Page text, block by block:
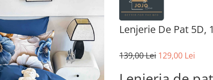
Lenjerie De Pat 5D,
139,00 Lei 129,00 Lei